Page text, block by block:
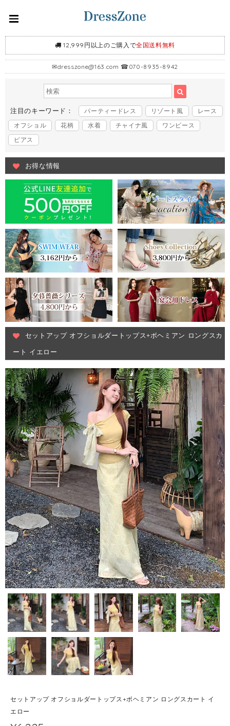
12,999円以上のご購入で全国送料無料
✉dresszone@163.com ☎070-8935-8942
注目のキーワード： パーティードレス リゾート風
レース
オフショル
花柄 水着 チャイナ風
ワンピース
ピアス
お得な情報
セットアップ オフショルダートップス+ボヘミアン ロングスカ
ート イエロー
セットアップ オフショルダートップス+ボヘミアン ロングスカート イ
エロー